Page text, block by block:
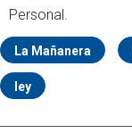
Personal.
La Mañanera
ley